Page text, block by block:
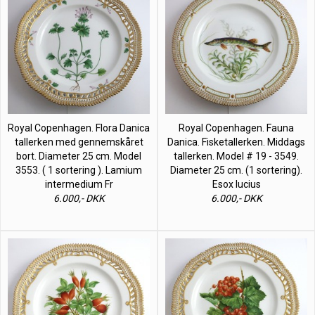
Royal Copenhagen. Flora Danica
tallerken med gennemskåret
bort. Diameter 25 cm. Model
3553. ( 1 sortering ). Lamium
intermedium Fr
6.000,- DKK
Royal Copenhagen. Fauna
Danica. Fisketallerken. Middags
tallerken. Model # 19 - 3549.
Diameter 25 cm. (1 sortering).
Esox lucius
6.000,- DKK